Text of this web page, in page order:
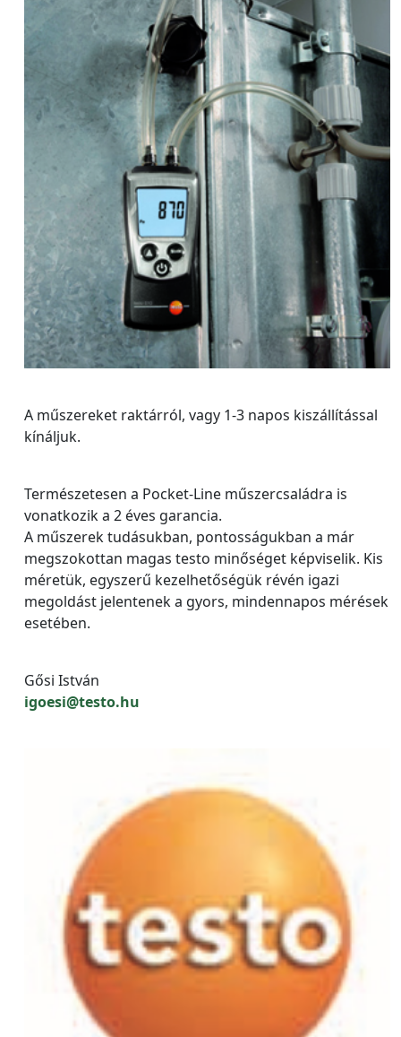
A műszereket raktárról, vagy 1-3 napos kiszállítással
kínáljuk.
Természetesen a Pocket-Line műszercsaládra is
vonatkozik a 2 éves garancia.
A műszerek tudásukban, pontosságukban a már
megszokottan magas testo minőséget képviselik. Kis
méretük, egyszerű kezelhetőségük révén igazi
megoldást jelentenek a gyors, mindennapos mérések
esetében.
Gősi István
igoesi@testo.hu